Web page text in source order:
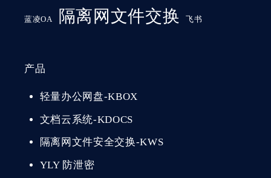
蓝凌OA 隔离网文件交换 飞书
产品
轻量办公网盘-KBOX
文档云系统-KDOCS
隔离网文件安全交换-KWS
YLY 防泄密